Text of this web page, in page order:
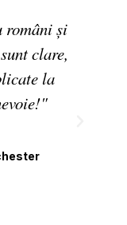
români și
clare,
la